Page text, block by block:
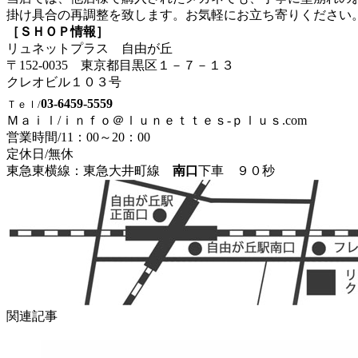
掛け具合の再調整を致します。お気軽にお立ち寄りください
［ＳＨＯＰ情報］
リュネットプラス 自由が丘
〒152-0035 東京都目黒区１－７－１３
クレオビル１０３号
Ｔｅｌ/03-6459-5559
Ｍａｉｌ/ｉｎｆｏ＠ｌｕｎｅｔｔｅｓ-ｐｌｕｓ.com
営業時間/11：00～20：00
定休日/無休
東急東横線：東急大井町線 南口 下車 ９０秒
関連記事